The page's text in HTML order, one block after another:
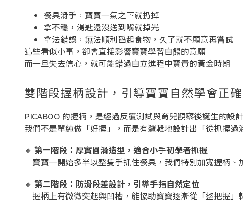
餐具滑手，寶寶一氣之下就扔掉
拿不穩，湯匙還沒送到嘴就掉光
拿法錯誤，無法順利舀起食物，久了就不願意再嘗試
這些看似小事，卻會直接影響寶寶學習自餵的意願
而一旦失去信心，就可能錯過自立進程中寶貴的黃金時期
雙階段握柄設計，引導寶寶自然學會正
PICABOO 的握柄，是經過反覆測試與育兒觀察後誕生的設計
我們不是單純做「好握」，而是有邏輯地設計出「從抓握過
🔸 第一階段：厚實圓滑造型，適合小手初學者抓握
寶寶一開始多半以整隻手抓住餐具，我們特別加寬握柄
🔸 第二階段：防滑段差設計，引導手指自然定位
握柄上有微微突起與凹槽，能協助寶寶逐漸從「整把握